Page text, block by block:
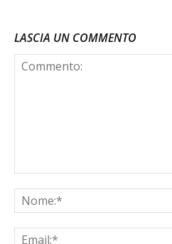
LASCIA UN COMMENTO